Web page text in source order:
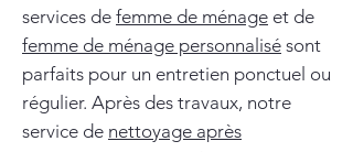
services de femme de ménage et de
femme de ménage personnalisé sont
parfaits pour un entretien ponctuel ou
régulier. Après des travaux, notre
service de nettoyage après